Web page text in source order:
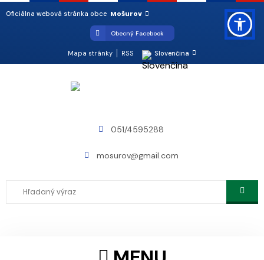
Oficiálna webová stránka obce Mošurov
Obecný Facebook
Mapa stránky RSS Slovenčina
051/4595288
mosurov@gmail.com